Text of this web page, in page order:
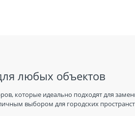
любых объектов
которые идеально подходят для
выбором для городских